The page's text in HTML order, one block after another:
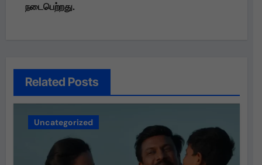
நடைபெற்றது.
Related Posts
Uncategorized